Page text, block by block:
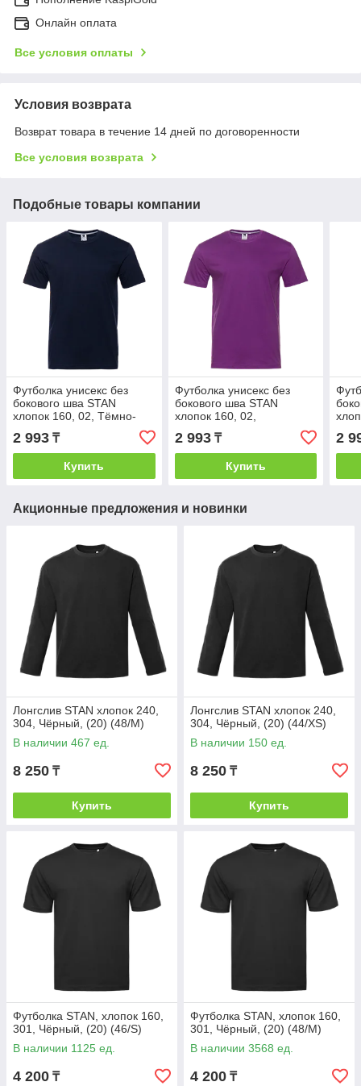
Онлайн оплата
Все условия оплаты
Условия возврата
Возврат товара в течение 14 дней по договоренности
Все условия возврата
Подобные товары компании
Футболка унисекс без
бокового шва STAN
хлопок 160, 02, Тёмно-
синий, (46) (50/L)
2 993 ₸
Купить
Футболка унисекс без
бокового шва STAN
хлопок 160, 02,
Фиолетовый, (94) (50/L)
2 993₸
Купить
2
Акционные предложения и новинки
Лонгслив STAN хлопок 240,
304, Чёрный, (20) (48/M)
В наличии 467 ед.
8 250 ₸
Купить
Лонгслив STAN хлопок 240,
304, Чёрный, (20) (44/XS)
В наличии 150 ед.
8 250 ₸
Купить
Футболка STAN, хлопок 160,
301, Чёрный, (20) (46/S)
В наличии 1125 ед.
4 200 ₸
Футболка STAN, хлопок 160,
301, Чёрный, (20) (48/M)
В наличии 3568 ед.
4 200 ₸